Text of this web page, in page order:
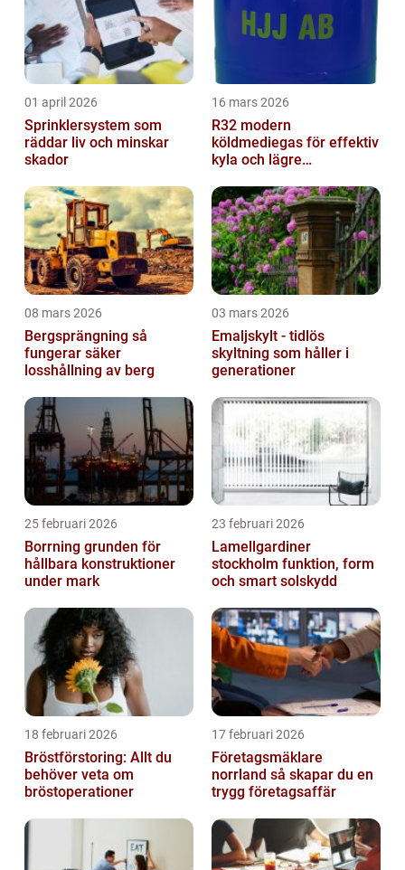
01 april 2026
Sprinklersystem som
räddar liv och minskar
skador
16 mars 2026
R32 modern
köldmediegas för effektiv
kyla och lägre
08 mars 2026
Bergsprängning så
fungerar säker
losshållning av berg
03 mars 2026
Emaljskylt - tidlös
skyltning som håller i
generationer
25 februari 2026
Borrning grunden för
hållbara konstruktioner
under mark
23 februari 2026
Lamellgardiner
stockholm funktion, form
och smart solskydd
18 februari 2026
Bröstförstoring: Allt du
behöver veta om
bröstoperationer
17 februari 2026
Företagsmäklare
norrland så skapar du en
trygg företagsaffär